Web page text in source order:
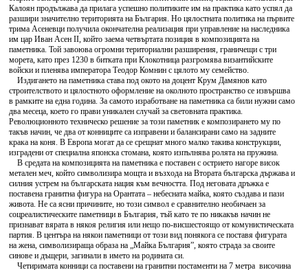
Калоян продължава да прилага успешно политиките им на практика като успял да
разшири значително територията на България. Но цялостната политика на първите
трима Асеневци получила окончателна реализация при управление на наследника
им цар Иван Асен II, който заема четвъртата позиция в композицията на
паметника. Той завоюва огромни териториални разширения, граничещи с три
морета, като през 1230 в битката при Клокотница разгромява византийските
войски и пленява императора Теодор Комнин с цялото му семейство.
Издигането на паметника става под окото на доцент Крум Дамянов като
строителството и цялостното оформление на околното пространство се извършва
в рамките на една година. За самото изработване на паметника са били нужни само
два месеца, което го прави уникален случай за световната практика.
Революционното техническо решение за този паметник е композирането му по
такъв начин, че два от конниците са изправени и балансирани само на задните
крака на коня. В Европа могат да се срещнат много малко такива конструкции,
изградени от специална японска стомана, която изпълнява ролята на пружина.
В средата на композицията на паметника е поставен с острието нагоре висок
метален меч, който символизира мощта и възхода на Втората българска държава и
силния устрем на българската нация към вечността. Под неговата дръжка е
поставена гранитна фигура на Орантата – небесната майка, която създава и пази
живота. Не са ясни причините, но този символ е сравнително необичаен за
соцреалистическите паметници в България, тъй като те по никакъв начин не
признават вярата в някоя религия или нещо по-висшестоящо от комунистическата
партия. В центъра на някои паметници от този вид понякога се поставя фигурата
на жена, символизираща образа на „Майка България”, която страда за своите
синове и дъщери, загинали в името на родината си.
Четиримата конници са поставени на гранитни постаменти на 7 метра височина